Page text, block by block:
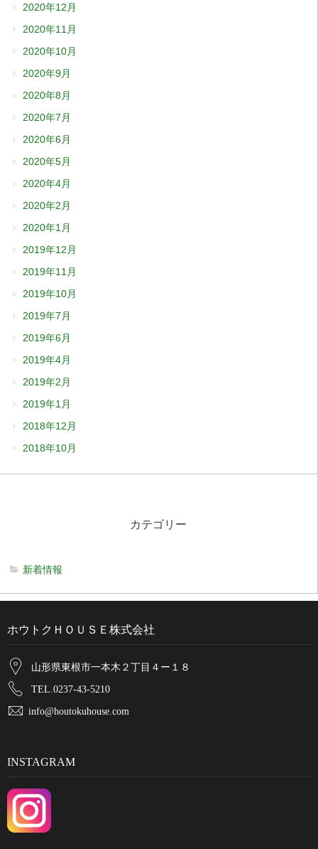
2020年12月
2020年11月
2020年10月
2020年9月
2020年8月
2020年7月
2020年6月
2020年5月
2020年4月
2020年2月
2020年1月
2019年12月
2019年11月
2019年10月
2019年7月
2019年6月
2019年4月
2019年2月
2019年1月
2018年12月
2018年10月
カテゴリー
新着情報
ホウトクＨＯＵＳＥ株式会社
山形県東根市一本木２丁目４ー１８
TEL.0237-43-5210
info@houtokuhouse.com
INSTAGRAM